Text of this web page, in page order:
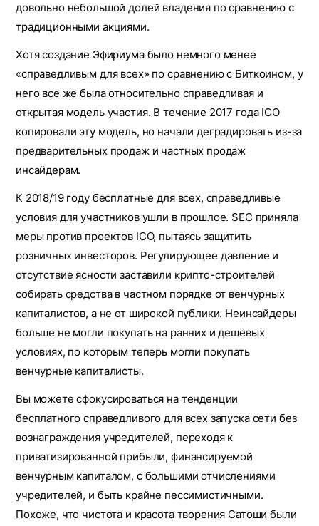
довольно небольшой долей владения по сравнению с
традиционными акциями.
Хотя создание Эфириума было немного менее
«справедливым для всех» по сравнению с Биткоином, у
него все же была относительно справедливая и
открытая модель участия. В течение 2017 года ICO
копировали эту модель, но начали деградировать из-за
предварительных продаж и частных продаж
инсайдерам.
К 2018/19 году бесплатные для всех, справедливые
условия для участников ушли в прошлое. SEC приняла
меры против проектов ICO, пытаясь защитить
розничных инвесторов. Регулирующее давление и
отсутствие ясности заставили крипто-строителей
собирать средства в частном порядке от венчурных
капиталистов, а не от широкой публики. Неинсайдеры
больше не могли покупать на ранних и дешевых
условиях, по которым теперь могли покупать
венчурные капиталисты.
Вы можете сфокусироваться на тенденции
бесплатного справедливого для всех запуска сети без
вознаграждения учредителей, переходя к
приватизированной прибыли, финансируемой
венчурным капиталом, с большими отчислениями
учредителей, и быть крайне пессимистичными.
Похоже, что чистота и красота творения Сатоши были